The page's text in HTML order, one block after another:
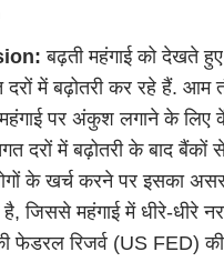
बढ़ती महंगाई को देखते
में बढ़ोतरी कर रहे हैं. आम
पर अंकुश लगाने के लिए
दरों में बढ़ोतरी के बाद बैंकों
के खर्च करने पर इसका
है, जिससे महंगाई में धीरे-धीरे
फेडरल रिजर्व (US FED)